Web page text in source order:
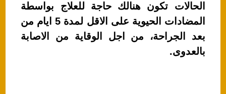
الحالات تكون هنالك حاجة للعلاج بواسطة
المضادات الحيوية على الاقل لمدة 5 ايام من
بعد الجراحة، من اجل الوقاية من الاصابة
بالعدوى.